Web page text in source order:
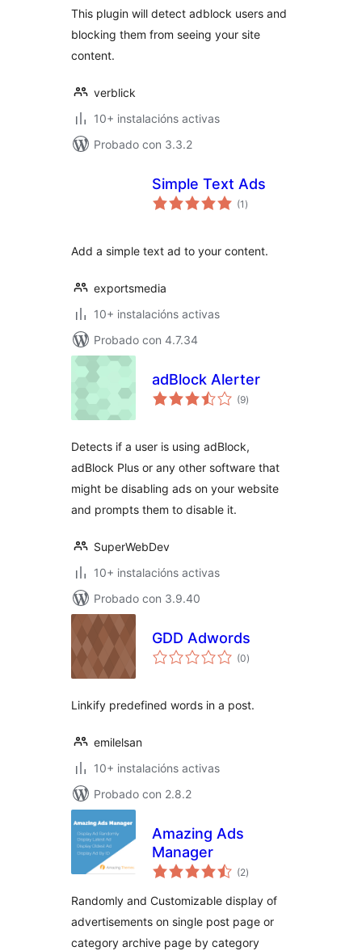
This plugin will detect adblock users and
blocking them from seeing your site
content.
verblick
10+ instalacións activas
Probado con 3.3.2
Simple Text Ads
(1 valoracións
totais
)
Add a simple text ad to your content.
exportsmedia
10+ instalacións activas
Probado con 4.7.34
adBlock Alerter
(9valoracións
totais
)
Detects if a user is using adBlock,
adBlock Plus or any other software that
might be disabling ads on your website
and prompts them to disable it.
SuperWebDev
10+ instalacións activas
Probado con 3.9.40
GDD Adwords
(0valoracións
totais
)
Linkify predefined words in a post.
emilelsan
10+ instalacións activas
Probado con 2.8.2
Amazing Ads
Manager
(2valoracións
totais
)
Randomly and Customizable display of
advertisements on single post page or
category archive page by category